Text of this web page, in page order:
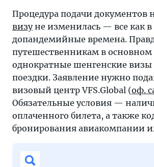
Процедура подачи документов
визуне изменилась — все как в
допандемийные времена.
путешественникам в
однократные шенгенские визы
поездки. Заявление нужно
визовый центр VFS.Global (оф.
Обязательные условия —
оплаченного билета, а также
бронирования авиакомпании